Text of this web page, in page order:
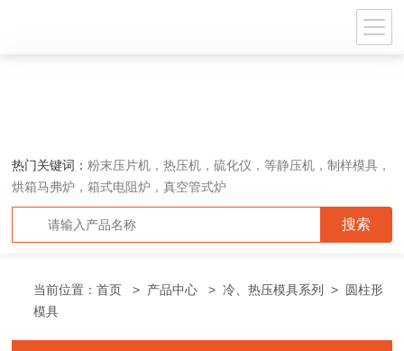
热门关键词：粉末压片机，热压机，硫化仪，等静压机，制样模具，
烘箱马弗炉，箱式电阻炉，真空管式炉
当前位置：首页 > 产品中心 >冷、热压模具系列 > 圆柱形
模具